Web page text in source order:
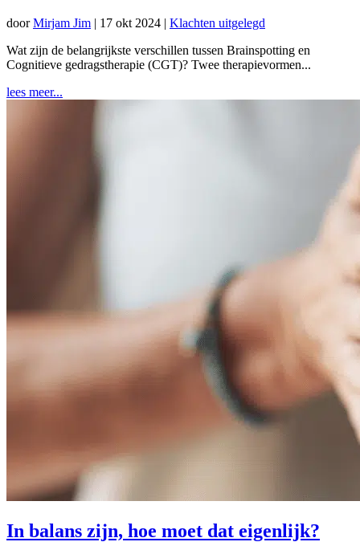
doorMirjam Jim | 17 okt 2024 | Klachten uitgelegd
Wat zijn de belangrijkste verschillen tussen Brainspotting en
Cognitieve gedragstherapie (CGT)? Twee therapievormen...
lees meer...
In balans zijn, hoe moet dat eigenlijk?